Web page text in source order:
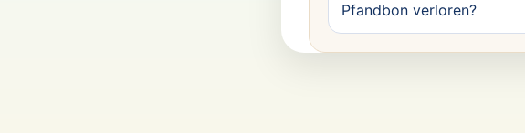
Pfandbon verloren?